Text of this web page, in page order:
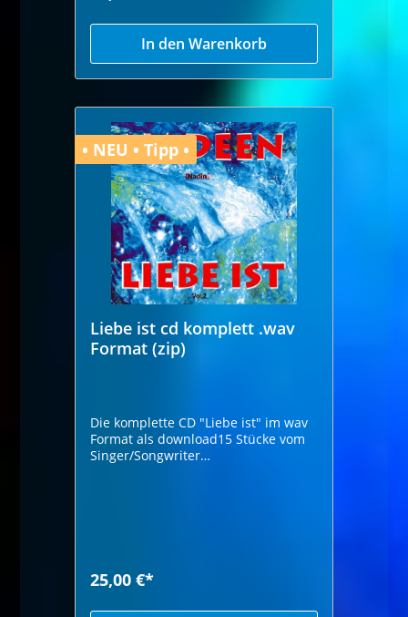
In den Warenkorb
• NEU • Tipp •
Liebe ist cd komplett .wav
Format (zip)
Die komplette CD "Liebe ist" im wav
Format als download15 Stücke vom
Singer/Songwriter
25,00 €*